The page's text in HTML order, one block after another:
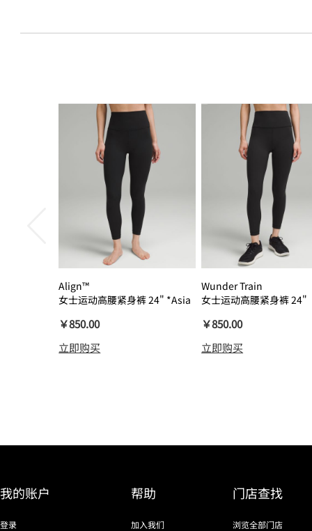
Align™
女士运动高腰紧身裤 24" *Asia
￥850.00
立即购买
Wunder Train
女士运动高腰紧身裤 24"
￥850.00
立即购买
我的账户
登录
帮助
加入我们
门店查找
浏览全部门店